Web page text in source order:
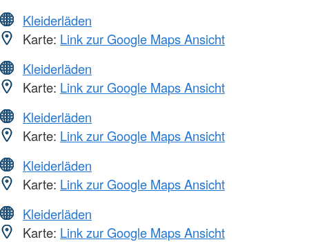
Kleiderläden
Karte: Link zur Google Maps Ansicht
Kleiderläden
Karte: Link zur Google Maps Ansicht
Kleiderläden
Karte: Link zur Google Maps Ansicht
Kleiderläden
Karte: Link zur Google Maps Ansicht
Kleiderläden
Karte: Link zur Google Maps Ansicht